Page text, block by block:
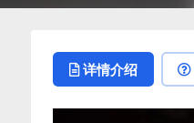
详情介绍